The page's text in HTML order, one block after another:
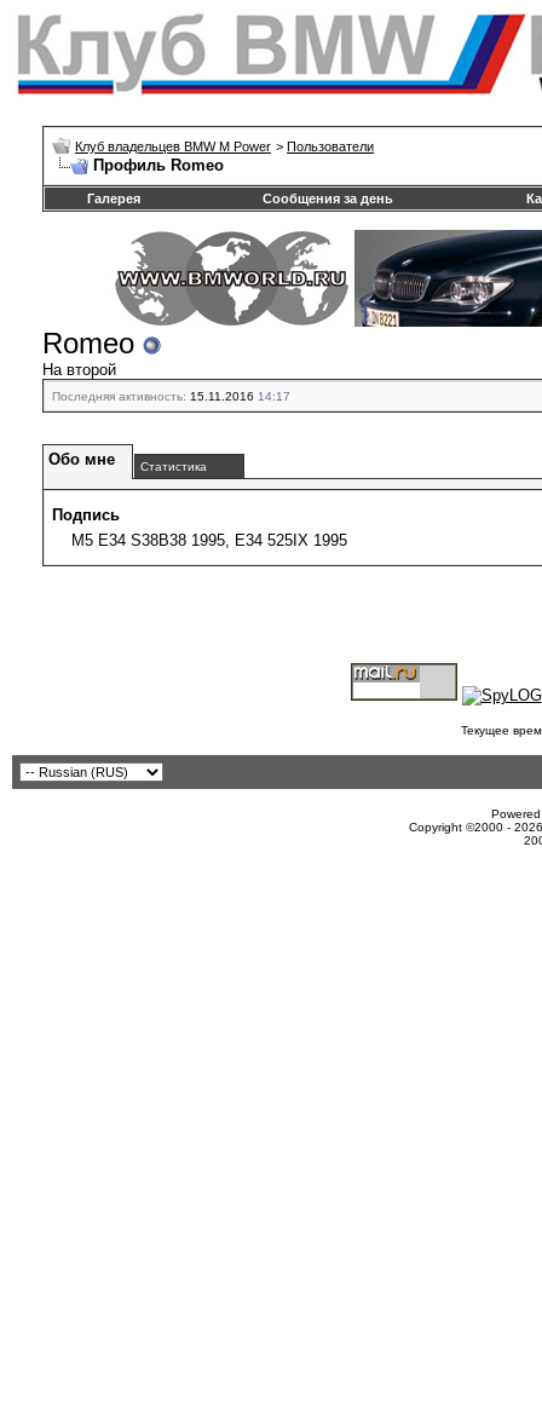
Клуб владельцев BMW M Power > Пользователи
Профиль Romeo
Галерея Сообщения за день
Romeo
На второй
Последняя активность: 15.11.2016 14:17
Обо мне Статистика
Подпись
M5 E34 S38B38 1995, Е34 525IX 1995
Текущее
Copyright ©2000 -